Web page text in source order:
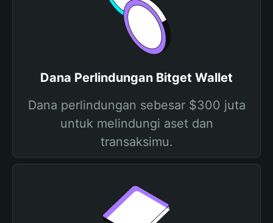
Dana Perlindungan Bitget Wallet
Dana perlindungan sebesar $300 juta
untuk melindungi aset dan
transaksimu.